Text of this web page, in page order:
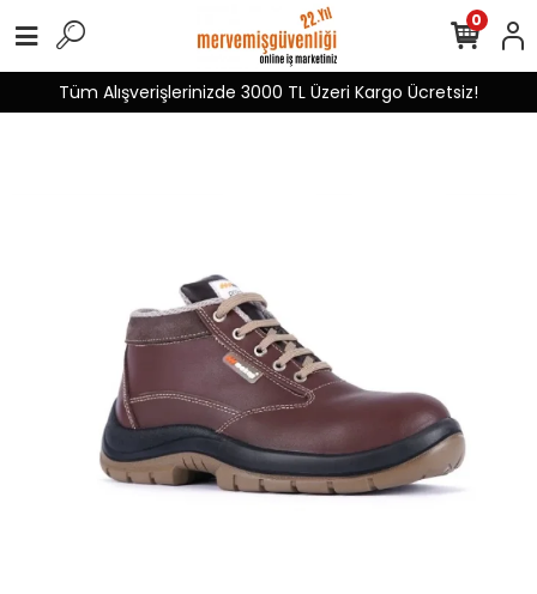
Tüm Alışverişlerinizde 3000 TL Üzeri Kargo Ücretsiz!
0